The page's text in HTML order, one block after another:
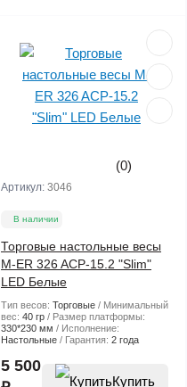
(0)
Артикул: 3046
В наличии
Торговые настольные весы
M-ER 326 ACP-15.2 "Slim"
LED Белые
Тип весов: Торговые
Минимальный
вес: 40 гр
Размер платформы:
330*230 мм
Исполнение:
Настольные
Гарантия: 2 года
5 500
Купить